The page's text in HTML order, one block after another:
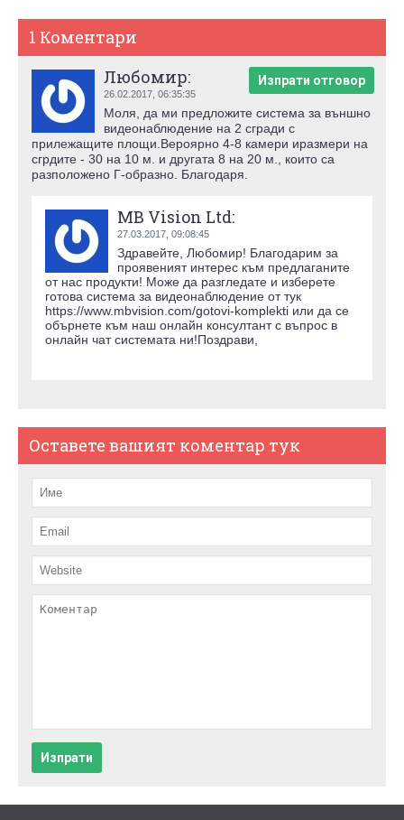
1 Коментари
Любомир:
26.02.2017, 06:35:35
Изпрати отговор
Моля, да ми предложите система за външно
видеонаблюдение на 2 сгради с
прилежащите площи.Вероярно 4-8 камери иразмери на
сгрдите - 30 на 10 м. и другата 8 на 20 м., които са
разположено Г-образно. Благодаря.
MB Vision Ltd:
27.03.2017, 09:08:45
Здравейте, Любомир! Благодарим за
проявеният интерес към предлаганите
от нас продукти! Може да разгледате и изберете
готова система за видеонаблюдение от тук
https://www.mbvision.com/gotovi-komplekti или да се
обърнете към наш онлайн консултант с въпрос в
онлайн чат системата ни!Поздрави,
Оставете вашият коментар тук
Изпрати